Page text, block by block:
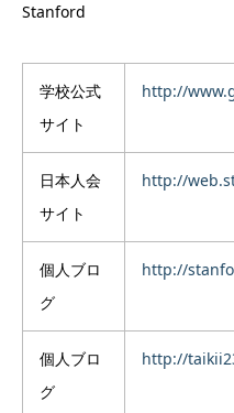
Stanford
学校公式
サイト
http://
日本人会
サイト
http://
個人ブロ
グ
http://
個人ブロ
グ
http://